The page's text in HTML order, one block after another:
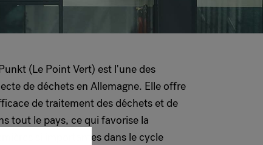
(Le Point Vert) est l'une des
de déchets en Allemagne. Elle offre
de traitement des déchets et de
tout le pays, ce qui favorise la
si importantes dans le cycle